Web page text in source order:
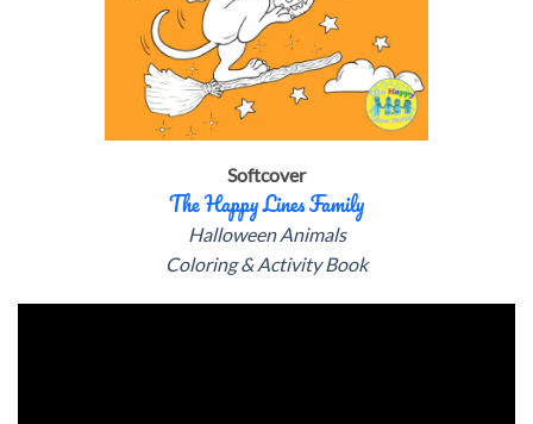
Softcover
The Happy Lines Family
Halloween Animals
Coloring & Activity Book